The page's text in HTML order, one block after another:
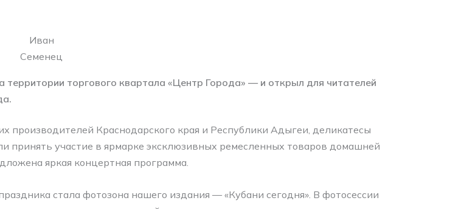
Иван
Семенец
торгового квартала «Центр Города» — и открыл для читателей
Краснодарского края и Республики Адыгеи, деликатесы
принять участие в ярмарке эксклюзивных ремесленных товаров домашней
яркая концертная программа.
стала фотозона нашего издания — «Кубани сегодня». В фотосессии